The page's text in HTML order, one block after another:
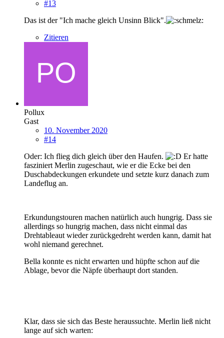
#13
Das ist der "Ich mache gleich Unsinn Blick".
Zitieren
Pollux
Gast
10. November 2020
#14
Oder: Ich flieg dich gleich über den Haufen.
Er hatte
fasziniert Merlin zugeschaut, wie er die Ecke bei den
Duschabdeckungen erkundete und setzte kurz danach zum
Landeflug an.
Erkundungstouren machen natürlich auch hungrig. Dass sie
allerdings so hungrig machen, dass nicht einmal das
Drehtableaut wieder zurückgedreht werden kann, damit hat
wohl niemand gerechnet.
Bella konnte es nicht erwarten und hüpfte schon auf die
Ablage, bevor die Näpfe überhaupt dort standen.
Klar, dass sie sich das Beste heraussuchte. Merlin ließ nicht
lange auf sich warten: